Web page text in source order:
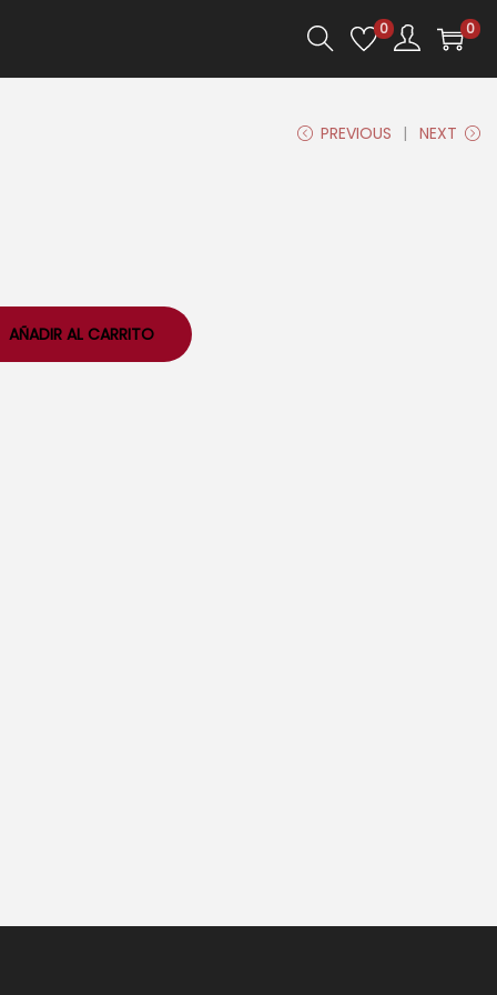
0 0
PREVIOUS NEXT
AÑADIR AL CARRITO